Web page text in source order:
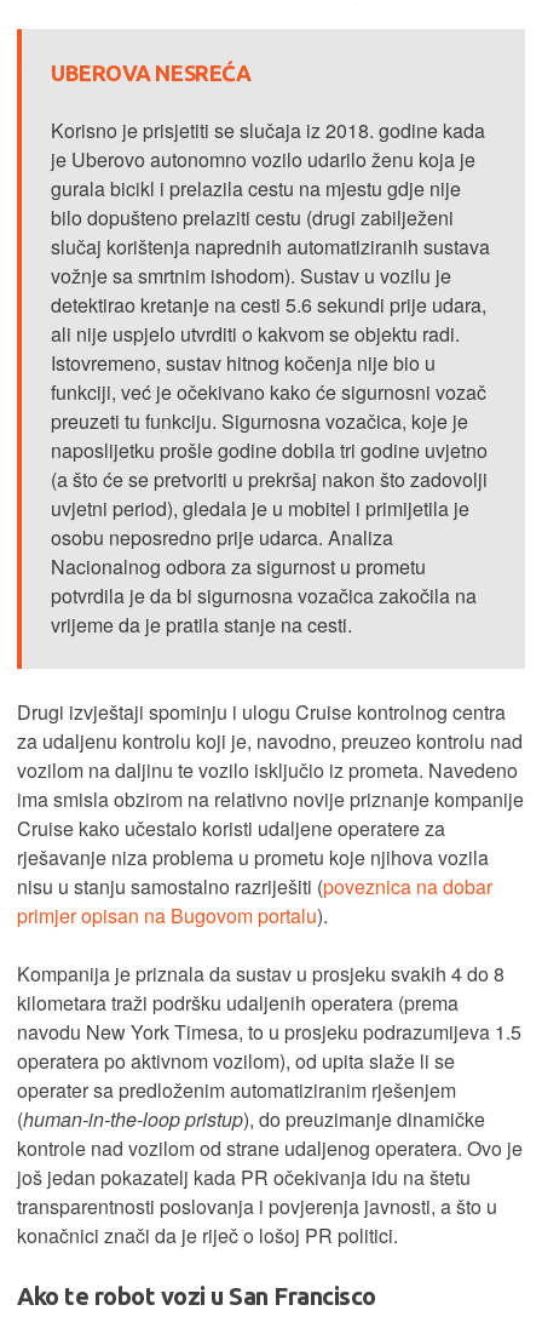
UBEROVA NESREĆA
Korisno je prisjetiti se slučaja iz 2018. godine kada
je Uberovo autonomno vozilo udarilo ženu koja je
gurala bicikl i prelazila cestu na mjestu gdje nije
bilo dopušteno prelaziti cestu (drugi zabilježeni
slučaj korištenja naprednih automatiziranih sustava
vožnje sa smrtnim ishodom). Sustav u vozilu je
detektirao kretanje na cesti 5.6 sekundi prije udara,
ali nije uspjelo utvrditi o kakvom se objektu radi.
Istovremeno, sustav hitnog kočenja nije bio u
funkciji, već je očekivano kako će sigurnosni vozač
preuzeti tu funkciju. Sigurnosna vozačica, koje je
naposlijetku prošle godine dobila tri godine uvjetno
(a što će se pretvoriti u prekršaj nakon što zadovolji
uvjetni period), gledala je u mobitel i primijetila je
osobu neposredno prije udarca. Analiza
Nacionalnog odbora za sigurnost u prometu
potvrdila je da bi sigurnosna vozačica zakočila na
vrijeme da je pratila stanje na cesti.
Drugi izvještaji spominju i ulogu Cruise kontrolnog centra
za udaljenu kontrolu koji je, navodno, preuzeo kontrolu nad
vozilom na daljinu te vozilo isključio iz prometa. Navedeno
ima smisla obzirom na relativno novije priznanje kompanije
Cruise kako učestalo koristi udaljene operatere za
rješavanje niza problema u prometu koje njihova vozila
nisu u stanju samostalno razriješiti (poveznica na dobar
primjer opisan na Bugovom portalu).
Kompanija je priznala da sustav u prosjeku svakih 4 do 8
kilometara traži podršku udaljenih operatera (prema
navodu New York Timesa, to u prosjeku podrazumijeva 1.5
operatera po aktivnom vozilom), od upita slaže li se
operater sa predloženim automatiziranim rješenjem
(human-in-the-loop pristup), do preuzimanje dinamičke
kontrole nad vozilom od strane udaljenog operatera. Ovo je
još jedan pokazatelj kada PR očekivanja idu na štetu
transparentnosti poslovanja i povjerenja javnosti, a što u
konačnici znači da je riječ o lošoj PR politici.
Ako te robot vozi u San Francisco